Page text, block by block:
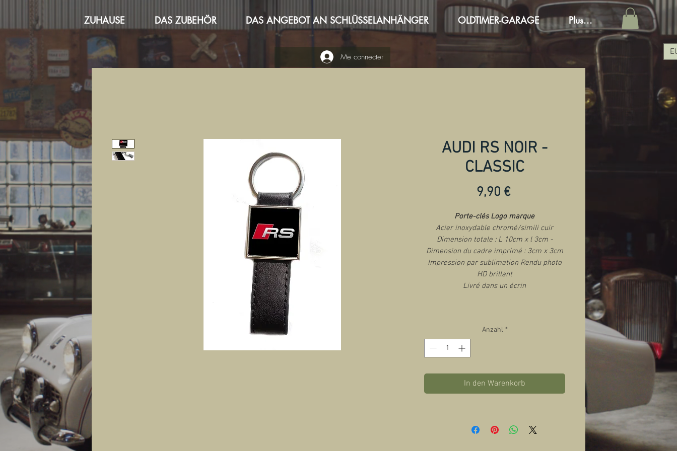
ZUHAUSE DAS ZUBEHÖR DAS ANGEBOT AN SCHLÜSSELANHÄNGER OLDTIMER-GARAGE Plus...
Me connecter
AUDI RS NOIR -
CLASSIC
9,90 €Preis
Porte-clés Logo marque
Acier inoxydable chromé/simili cuir
Dimension totale : L 10cm x l 3cm -
Dimension du cadre imprimé : 3cm x 3cm
Impression par sublimation Rendu photo
HD brillant
Livré dans un écrin
Anzahl *
In den Warenkorb